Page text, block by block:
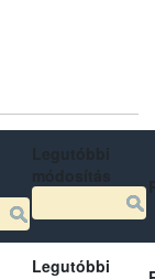
Legutóbbi